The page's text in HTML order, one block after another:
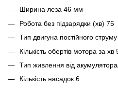
Ширина леза 46 мм
Робота без підзарядки (хв) 75
Тип двигуна постійного струму
Кількість обертів мотора за хв
Тип живлення від
Кількість насадок 6